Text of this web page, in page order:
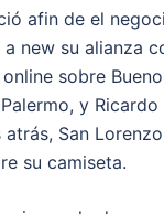
afin de el
new su alianza
sobre
y
San
su camiseta.